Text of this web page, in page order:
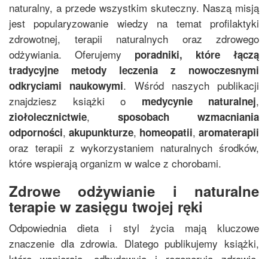
naturalny, a przede wszystkim skuteczny. Naszą misją
jest popularyzowanie wiedzy na temat profilaktyki
zdrowotnej, terapii naturalnych oraz zdrowego
odżywiania. Oferujemy poradniki, które łączą
tradycyjne metody leczenia z nowoczesnymi
odkryciami naukowymi. Wśród naszych publikacji
znajdziesz książki o medycynie naturalnej,
ziołolecznictwie, sposobach wzmacniania
odporności, akupunkturze, homeopatii, aromaterapii
oraz terapii z wykorzystaniem naturalnych środków,
które wspierają organizm w walce z chorobami.
Zdrowe odżywianie i naturalne
terapie w zasięgu twojej ręki
Odpowiednia dieta i styl życia mają kluczowe
znaczenie dla zdrowia. Dlatego publikujemy książki,